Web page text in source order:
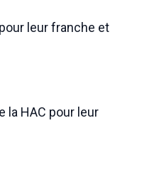
leur franche et
la HAC pour leur